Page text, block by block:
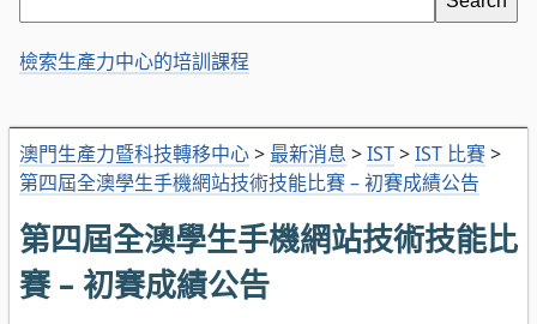
澳門生產力暨科技轉移中心> 最新消息 >IST>IST 比賽>
第四屆全澳學生手機網站技術技能比賽 – 初賽成績公告
第四屆全澳學生手機網站技術技能比
賽 – 初賽成績公告
檢索生產力中心的培訓課程